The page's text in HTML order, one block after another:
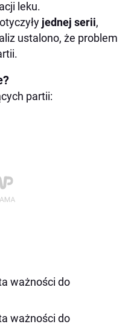
leku.
jednej serii,
ustalono, że problem
partii:
ważności do
ważności do